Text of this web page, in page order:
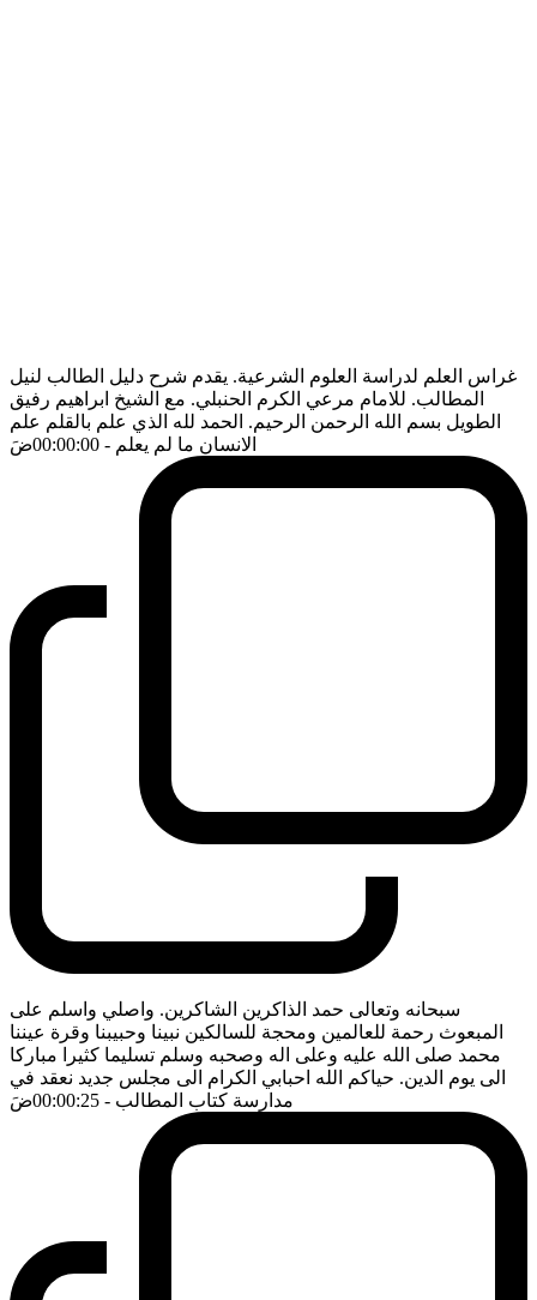
غراس العلم لدراسة العلوم الشرعية. يقدم شرح دليل الطالب لنيل
المطالب. للامام مرعي الكرم الحنبلي. مع الشيخ ابراهيم رفيق
الطويل بسم الله الرحمن الرحيم. الحمد لله الذي علم بالقلم علم
الانسان ما لم يعلم - 00:00:00 ضَ
سبحانه وتعالى حمد الذاكرين الشاكرين. واصلي واسلم على
المبعوث رحمة للعالمين ومحجة للسالكين نبينا وحبيبنا وقرة عيننا
محمد صلى الله عليه وعلى اله وصحبه وسلم تسليما كثيرا مباركا
الى يوم الدين. حياكم الله احبابي الكرام الى مجلس جديد نعقد في
مدارسة كتاب المطالب - 00:00:25 ضَ